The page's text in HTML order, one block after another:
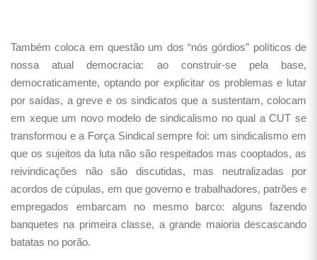
Também coloca em questão um dos “nós górdios” políticos de
nossa atual democracia: ao construir-se pela base,
democraticamente, optando por explicitar os problemas e lutar
por saídas, a greve e os sindicatos que a sustentam, colocam
em xeque um novo modelo de sindicalismo no qual a CUT se
transformou e a Força Sindical sempre foi: um sindicalismo em
que os sujeitos da luta não são respeitados mas cooptados, as
reivindicações não são discutidas, mas neutralizadas por
acordos de cúpulas, em que governo e trabalhadores, patrões e
empregados embarcam no mesmo barco: alguns fazendo
banquetes na primeira classe, a grande maioria descascando
batatas no porão.